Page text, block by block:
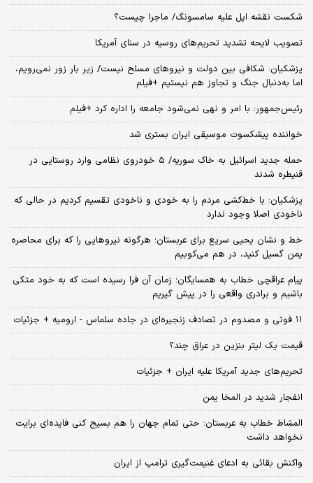
شکست نقشه اپل علیه سامسونگ/ ماجرا چیست؟
تصویب لایحه تشدید تحریم‌های روسیه در سنای آمریکا
پزشکیان: شکافی بین دولت و نیروهای مسلح نیست/ زیر بار زور نمی‌رویم،
اما به‌دنبال جنگ و تجاوز هم نیستیم +فیلم
رئیس‌جمهور: با امر و نهی نمی‌شود جامعه را اداره کرد +فیلم
خواننده پیشکسوت موسیقی ایران بستری شد
حمله جدید اسرائیل به خاک سوریه/ ۵ خودروی نظامی وارد روستایی در
قنیطره شدند
پزشکیان: با خط‌کشی مردم را به خودی و ناخودی تقسیم کردیم در حالی که
ناخودی اصلا وجود ندارد
خط و نشان یحیی سریع برای عربستان؛ هرگونه نیروهایی را که برای محاصره
یمن گسیل کنید، در هم می‌کوبیم
پیام عراقچی خطاب به همسایگان؛ زمان آن فرا رسیده است که به خود متکی
باشیم و برادری واقعی را در پیش گیریم
۱۱ فوتی و مصدوم در تصادف زنجیره‌ای در جاده سلماس - ارومیه + جزئیات
قیمت یک لیتر بنزین در عراق چند؟
تحریم‌های جدید آمریکا علیه ایران + جزئیات
انفجار شدید در المخا یمن
المشاط خطاب به عربستان: حتی تمام جهان را هم بسیج کنی فایده‌ای برایت
نخواهد داشت
واکنش بقائی به ادعای غنیمت‌گیری ترامپ از ایران